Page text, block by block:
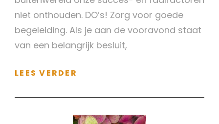
niet onthouden. DO’s! Zorg voor goede
begeleiding. Als je aan de vooravond staat
van een belangrijk besluit,
LEES VERDER
DONT’S
EEN